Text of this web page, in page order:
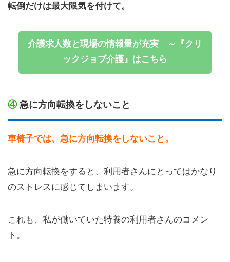
転倒だけは最大限気を付けて。
介護求人数と現場の情報量が充実 ～『クリ
ックジョブ介護』はこちら
④急に方向転換をしないこと
車椅子では、急に方向転換をしないこと。
急に方向転換をすると、利用者さんにとってはかなり
のストレスに感じてしまいます。
これも、私が働いていた特養の利用者さんのコメン
ト。